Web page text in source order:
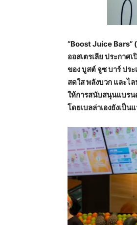
“Boost Juice
ออสเตรเลีย ประกา
ของ บูสต์ จูซ บาร์ ปร
สดใส พลังบวก และไ
ให้การสนับสนุนแบรน
โดยเบลล่าเองยังเป็